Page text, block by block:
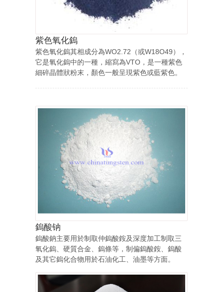
紫色氧化鎢
紫色氧化鎢其相成分為WO2.72（或W18O49），
它是氧化鎢中的一種，縮寫為VTO，是一種紫色
細碎晶體狀粉末，顏色一般呈現紫色或藍紫色。
鎢酸钠
鎢酸鈉主要用於制取仲鎢酸銨及深度加工制取三
氧化鎢、硬質合金、鎢條等，制偏鎢酸銨、鎢酸
及其它鎢化合物用於石油化工、油墨等方面。